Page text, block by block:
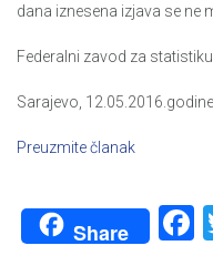
dana iznesena izjava se ne
Federalni zavod za statistiku
Sarajevo, 12.05.2016.godine
Preuzmite članak
Share